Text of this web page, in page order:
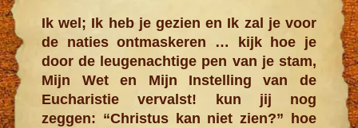
Ik wel; Ik heb je gezien en Ik zal je voor
de naties ontmaskeren … kijk hoe je
door de leugenachtige pen van je stam,
Mijn Wet en Mijn Instelling van de
Eucharistie vervalst! kun jij nog
zeggen: “Christus kan niet zien?” hoe